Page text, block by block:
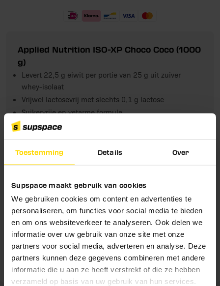
Toestemming Details Over
Supspace maakt gebruik van cookies
We gebruiken cookies om content en advertenties te
personaliseren, om functies voor social media te bieden
en om ons websiteverkeer te analyseren. Ook delen we
informatie over uw gebruik van onze site met onze
partners voor social media, adverteren en analyse. Deze
partners kunnen deze gegevens combineren met andere
informatie die u aan ze heeft verstrekt of die ze hebben
verzameld op basis van uw gebruik van hun services.
Applied Nutrition ISO-XP Choco Coco (1000
g)
Levert 22,5 g eiwit per portie van 25 g uit zuiver
whey-isolaat
Vrijwel lactosevrij met slechts 0,1 g lactose
Suikervrije en vetarme formule
Eiwitten dragen bij aan de groei en het behoud van
Ideaal voor serieuze atleten en wie goed op de
Voedingswaarden
Gebruik & Dosering
Omschrijving
Reviews
Belangrijke vraag!
Wil jij nooit meer een goede deal missen én
profiteren van5% korting op je volgende
aankoop?
Ja Nee
Schrijf je nu in en ontvang
Blijf op de hoogte van nieuwe producten,
slimme tips en exclusieve kortingen.
Voornaam
Email